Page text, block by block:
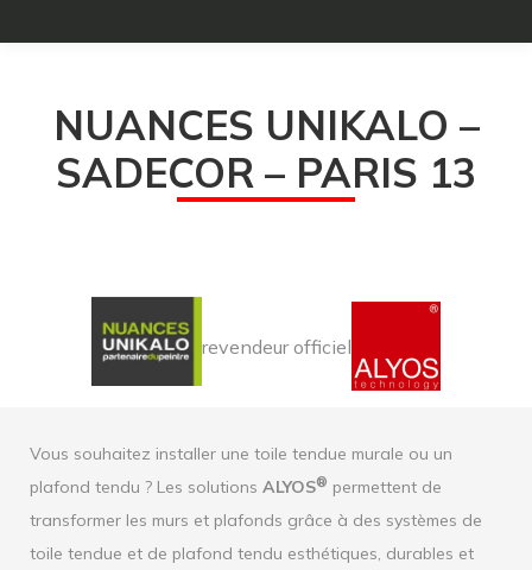
NUANCES UNIKALO –
SADECOR – PARIS 13
revendeur officiel
Vous souhaitez installer une toile tendue murale ou un
plafond tendu ? Les solutions ALYOS® permettent de
transformer les murs et plafonds grâce à des systèmes de
toile tendue et de plafond tendu esthétiques, durables et